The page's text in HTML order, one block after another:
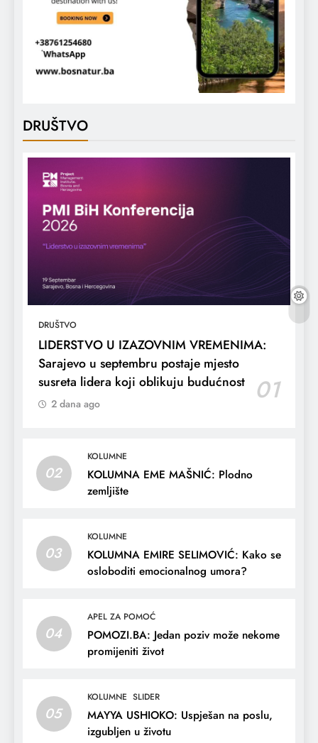
DRUŠTVO
DRUŠTVO
LIDERSTVO U IZAZOVNIM VREMENIMA:
Sarajevo u septembru postaje mjesto
susreta lidera koji oblikuju budućnost
01
2 dana ago
02
KOLUMNE
KOLUMNA EME MAŠNIĆ: Plodno
zemljište
03
KOLUMNE
KOLUMNA EMIRE SELIMOVIĆ: Kako se
osloboditi emocionalnog umora?
04
APEL ZA POMOĆ
POMOZI.BA: Jedan poziv može nekome
promijeniti život
05
KOLUMNE SLIDER
MAYYA USHIOKO: Uspješan na poslu,
izgubljen u životu